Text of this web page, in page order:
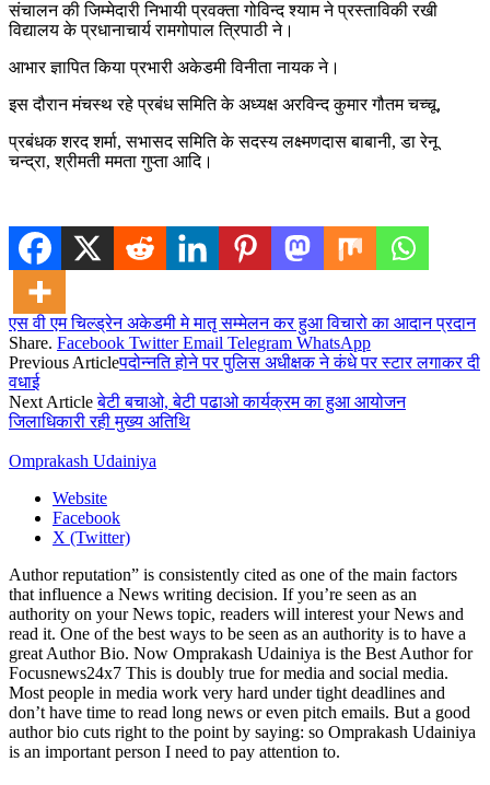
संचालन की जिम्मेदारी निभायी प्रवक्ता गोविन्द श्याम ने प्रस्ताविकी रखी
विद्यालय के प्रधानाचार्य रामगोपाल त्रिपाठी ने।
आभार ज्ञापित किया प्रभारी अकेडमी विनीता नायक ने।
इस दौरान मंचस्थ रहे प्रबंध समिति के अध्यक्ष अरविन्द कुमार गौतम चच्चू,
प्रबंधक शरद शर्मा, सभासद समिति के सदस्य लक्ष्मणदास बाबानी, डा रेनू
चन्द्रा, श्रीमती ममता गुप्ता आदि।
एस वी एम चिल्ड्रेन अकेडमी मे मातृ सम्मेलन कर हुआ विचारो का आदान प्रदान
Share. Facebook Twitter Email Telegram WhatsApp
Previous Articleपदोन्नति होने पर पुलिस अधीक्षक ने कंधे पर स्टार लगाकर दी
वधाई
Next Articleबेटी बचाओ, बेटी पढाओ कार्यक्रम का हुआ आयोजन
जिलाधिकारी रही मुख्य अतिथि
Omprakash Udainiya
Website
Facebook
X (Twitter)
Author reputation” is consistently cited as one of the main factors
that influence a News writing decision. If you’re seen as an
authority on your News topic, readers will interest your News and
read it. One of the best ways to be seen as an authority is to have a
great Author Bio. Now Omprakash Udainiya is the Best Author for
Focusnews24x7 This is doubly true for media and social media.
Most people in media work very hard under tight deadlines and
don’t have time to read long news or even pitch emails. But a good
author bio cuts right to the point by saying: so Omprakash Udainiya
is an important person I need to pay attention to.